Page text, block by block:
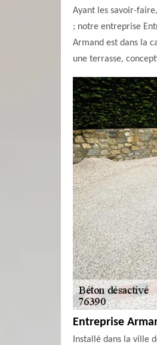
Ayant les savoir-
; notre entreprise
Armand est dans la
une terrasse,
Entreprise
Installé dans la ville